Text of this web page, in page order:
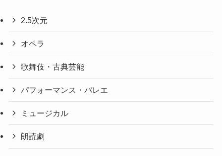
2.5次元
オペラ
歌舞伎・古典芸能
パフォーマンス・バレエ
ミュージカル
朗読劇